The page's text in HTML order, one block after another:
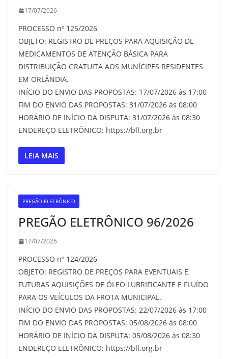
17/07/2026
PROCESSO nº 125/2026
OBJETO: REGISTRO DE PREÇOS PARA AQUISIÇÃO DE
MEDICAMENTOS DE ATENÇÃO BÁSICA PARA
DISTRIBUIÇÃO GRATUITA AOS MUNÍCIPES RESIDENTES
EM ORLÂNDIA.
INÍCIO DO ENVIO DAS PROPOSTAS: 17/07/2026 às 17:00
FIM DO ENVIO DAS PROPOSTAS: 31/07/2026 às 08:00
HORÁRIO DE INÍCIO DA DISPUTA: 31/07/2026 às 08:30
ENDEREÇO ELETRÔNICO: https://bll.org.br
LEIA MAIS
PREGÃO ELETRÔNICO
PREGÃO ELETRÔNICO 96/2026
17/07/2026
PROCESSO nº 124/2026
OBJETO: REGISTRO DE PREÇOS PARA EVENTUAIS E
FUTURAS AQUISIÇÕES DE ÓLEO LUBRIFICANTE E FLUÍDO
PARA OS VEÍCULOS DA FROTA MUNICIPAL.
INÍCIO DO ENVIO DAS PROPOSTAS: 22/07/2026 às 17:00
FIM DO ENVIO DAS PROPOSTAS: 05/08/2026 às 08:00
HORÁRIO DE INÍCIO DA DISPUTA: 05/08/2026 às 08:30
ENDEREÇO ELETRÔNICO: https://bll.org.br